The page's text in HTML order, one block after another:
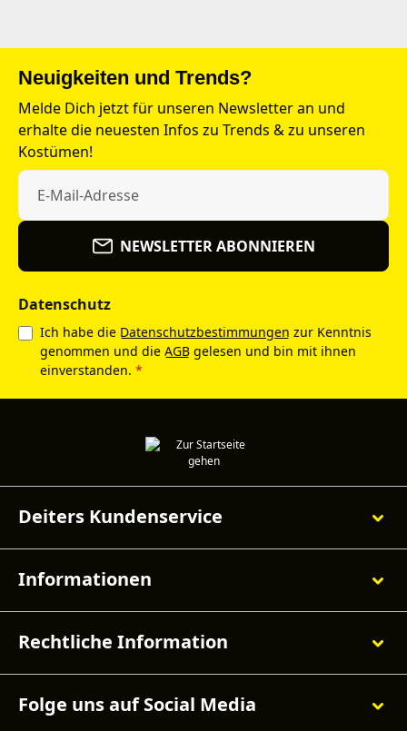
Neuigkeiten und Trends?
Melde Dich jetzt für unseren Newsletter an und
erhalte die neuesten Infos zu Trends & zu unseren
Kostümen!
NEWSLETTER ABONNIEREN
Datenschutz
Ich habe die Datenschutzbestimmungen zur Kenntnis
genommen und die AGB gelesen und bin mit ihnen
einverstanden. *
Deiters Kundenservice
Informationen
Rechtliche Information
Folge uns auf Social Media